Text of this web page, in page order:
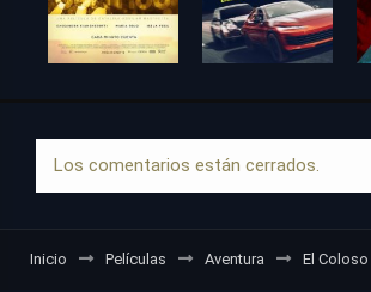
Los comentarios están cerrados.
Inicio Películas Aventura El